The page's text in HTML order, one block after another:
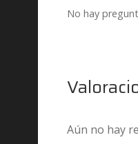
No hay
Aún no hay